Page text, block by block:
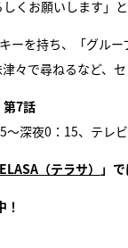
くお願いします」
ーを持ち、「グル
々で尋ねるなど、
第7話
深夜0：15、テレ
（テラサ） 」
！